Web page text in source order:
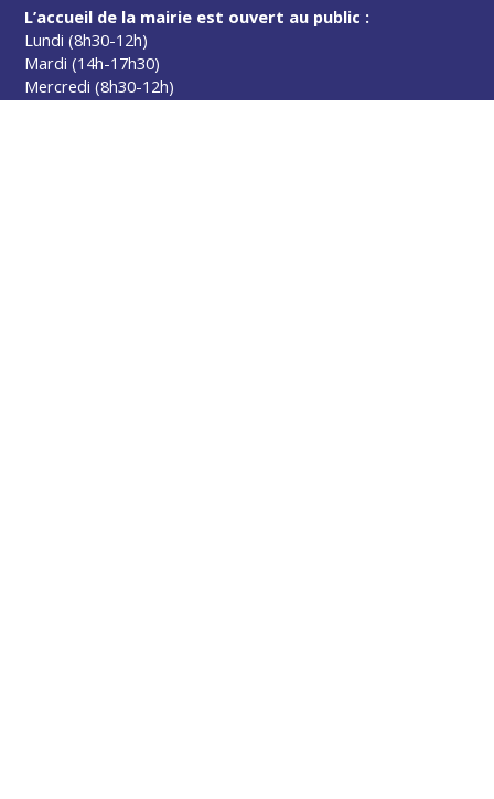
L’accueil de la mairie est ouvert au public :
Lundi (8h30-12h)
Mardi (14h-17h30)
Mercredi (8h30-12h)